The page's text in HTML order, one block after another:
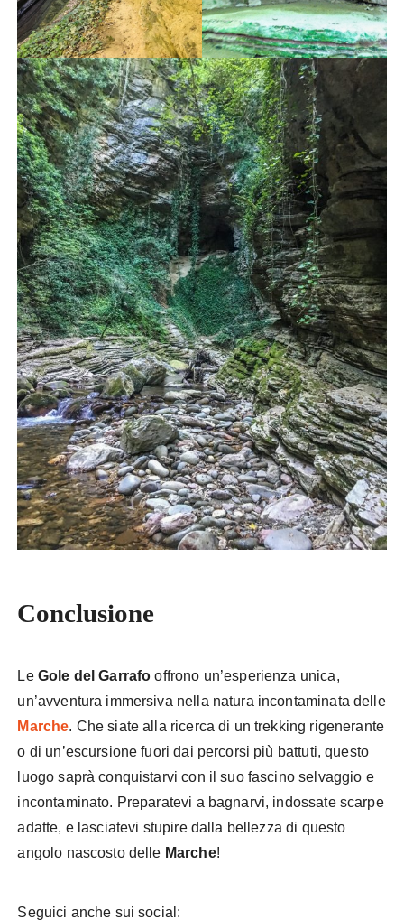
Conclusione
Le Gole del Garrafo offrono un’esperienza unica,
un’avventura immersiva nella natura incontaminata delle
Marche. Che siate alla ricerca di un trekking rigenerante
o di un’escursione fuori dai percorsi più battuti, questo
luogo saprà conquistarvi con il suo fascino selvaggio e
incontaminato. Preparatevi a bagnarvi, indossate scarpe
adatte, e lasciatevi stupire dalla bellezza di questo
angolo nascosto delle Marche!
Seguici anche sui social: